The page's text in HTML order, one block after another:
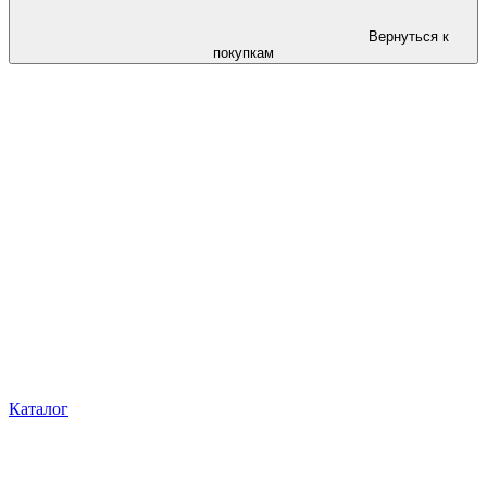
Вернуться к
покупкам
Каталог